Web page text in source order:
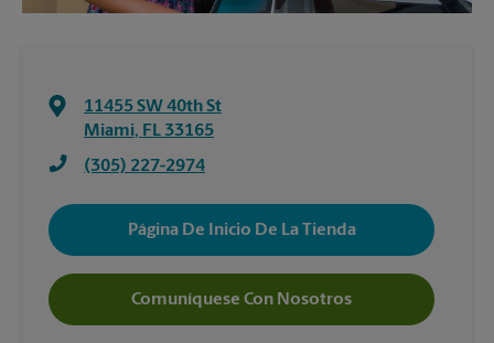
11455 SW 40th St
Miami, FL 33165
(305) 227-2974
Página De Inicio De La Tienda
Comuníquese Con Nosotros